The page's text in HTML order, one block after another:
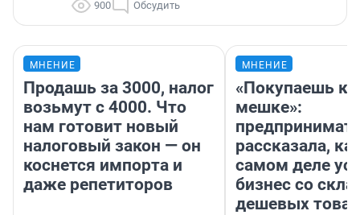
900 Обсудить
МНЕНИЕ
Продашь за 3000, налог
возьмут с 4000. Что
нам готовит новый
налоговый закон — он
коснется импорта и
даже репетиторов
МНЕНИЕ
«Покупаешь
мешке»:
рассказала,
самом деле
бизнес со
дешевых